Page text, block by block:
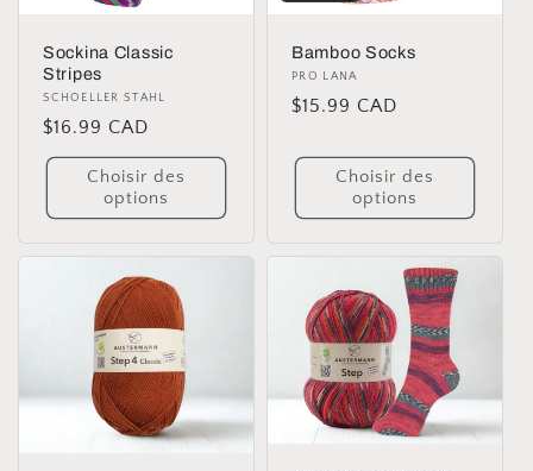
Sockina Classic
Stripes
Distributeur :
SCHOELLER STAHL
Prix
habituel
$16.99 CAD
Choisir des
options
Bamboo Socks
Distributeur :
PRO LANA
Prix
$15.99 CAD
Choisir des
options